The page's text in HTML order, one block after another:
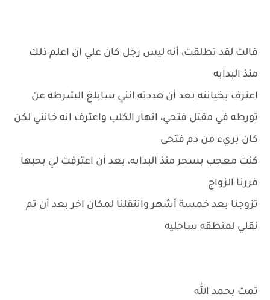
قالت لقد تطلقت، أنه ليس رجل كان علي ان اعلم ذلك
منذ البدايه
اعترف بخيانته بعد أن هددته انني سابلغ الشرطه عن
تورطه في مقتل فتحي، انهار الكلب واعترف انه خانني لكن
كان بريء من دم فتحى
كنت معجب بسحر منذ البدايه، بعد أن اعترفت لي بحبها
قررنا الزواج
تزوجنا بعد خمسة أشهر وانتقلنا لمكان اخر بعد أن تم
نقلي لمنطقه ساحليه
تمت بحمد الله